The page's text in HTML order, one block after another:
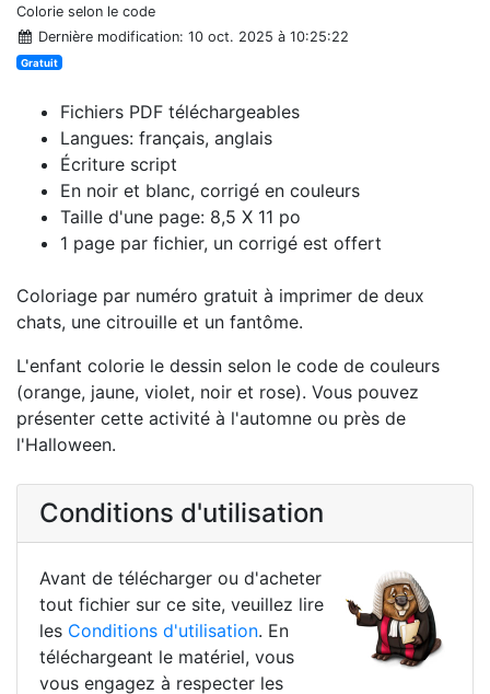
Colorie selon le code
Dernière modification: 10 oct. 2025 à 10:25:22
Gratuit
Fichiers PDF téléchargeables
Langues: français, anglais
Écriture script
En noir et blanc, corrigé en couleurs
Taille d'une page: 8,5 X 11 po
1 page par fichier, un corrigé est offert
Coloriage par numéro gratuit à imprimer de deux
chats, une citrouille et un fantôme.
L'enfant colorie le dessin selon le code de couleurs
(orange, jaune, violet, noir et rose). Vous pouvez
présenter cette activité à l'automne ou près de
l'Halloween.
Conditions d'utilisation
Avant de télécharger ou d'acheter
tout fichier sur ce site, veuillez lire
les Conditions d'utilisation. En
téléchargeant le matériel, vous
vous engagez à respecter les